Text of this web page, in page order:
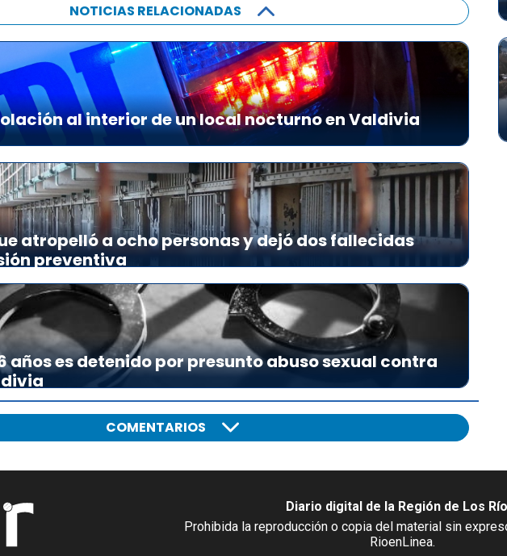
b
a
r
a
a
m
e
t
d
m
u
r
e
NOTICIAS RELACIONADAS
al interior de un local nocturno en Valdivia
atropelló a ocho personas y dejó dos fallecidas
preventiva
años es detenido por presunto abuso sexual contra
COMENTARIOS
Diario digital de la Región de Los
Prohibida la reproducción o copia del material sin
RioenLinea.